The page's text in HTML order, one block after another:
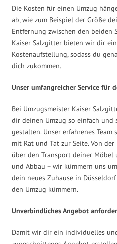
Die Kosten für einen Umzug
ab, wie zum Beispiel der Größe
Entfernung zwischen den beiden
Kaiser Salzgitter bieten wir dir
Kostenaufstellung, sodass du
dich zukommen.
Unser umfangreicher Service für
Bei Umzugsmeister Kaiser
dir deinen Umzug so einfach und
gestalten. Unser erfahrenes
mit Rat und Tat zur Seite. Von
über den Transport deiner Möbel
und Abbau – wir kümmern uns
dein neues Zuhause in
den Umzug kümmern.
Unverbindliches Angebot
Damit wir dir ein individuelles